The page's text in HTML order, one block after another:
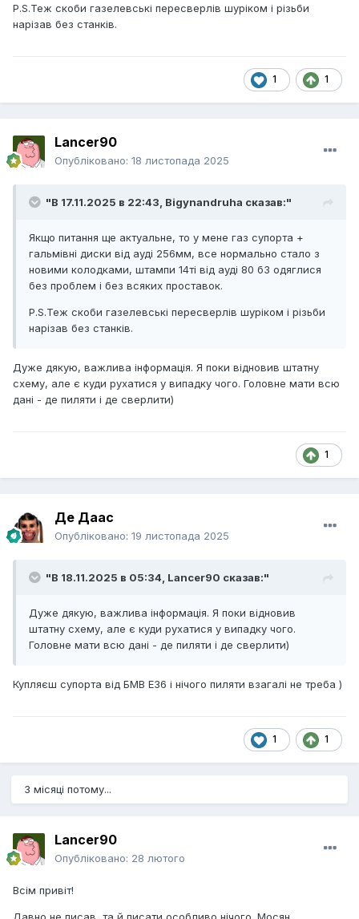
P.S.Теж скоби газелевські пересверлів шуріком і різьби
нарізав без станків.
1 1
Lancer90
Опубліковано: 18 листопада 2025
"В 17.11.2025 в 22:43, Bigynandruha сказав:"
Якщо питання ще актуальне, то у мене газ супорта +
гальмівні диски від ауді 256мм, все нормально стало з
новими колодками, штампи 14ті від ауді 80 б3 одяглися
без проблем і без всяких проставок.
P.S.Теж скоби газелевські пересверлів шуріком і різьби
нарізав без станків.
Дуже дякую, важлива інформація. Я поки відновив штатну
схему, але є куди рухатися у випадку чого. Головне мати всю
дані - де пиляти і де сверлити)
1
Де Даас
Опубліковано: 19 листопада 2025
"В 18.11.2025 в 05:34, Lancer90 сказав:"
Дуже дякую, важлива інформація. Я поки відновив
штатну схему, але є куди рухатися у випадку чого.
Головне мати всю дані - де пиляти і де сверлити)
Купляєш супорта від БМВ Е36 і нічого пиляти взагалі не треба )
1 1
3 місяці потому...
Lancer90
Опубліковано: 28 лютого
Всім привіт!